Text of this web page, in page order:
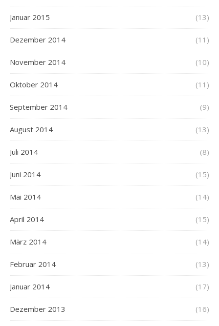
Januar 2015 (13)
Dezember 2014 (11)
November 2014 (10)
Oktober 2014 (11)
September 2014 (9)
August 2014 (13)
Juli 2014 (8)
Juni 2014 (15)
Mai 2014 (14)
April 2014 (15)
März 2014 (14)
Februar 2014 (13)
Januar 2014 (17)
Dezember 2013 (16)